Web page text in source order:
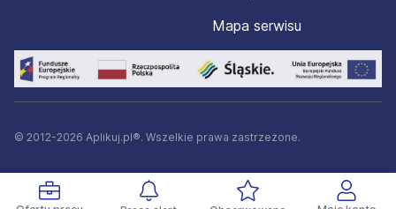
Mapa serwisu
© 2012-2026 Aplikuj.pl®. Wszelkie prawa zastrzeżone.